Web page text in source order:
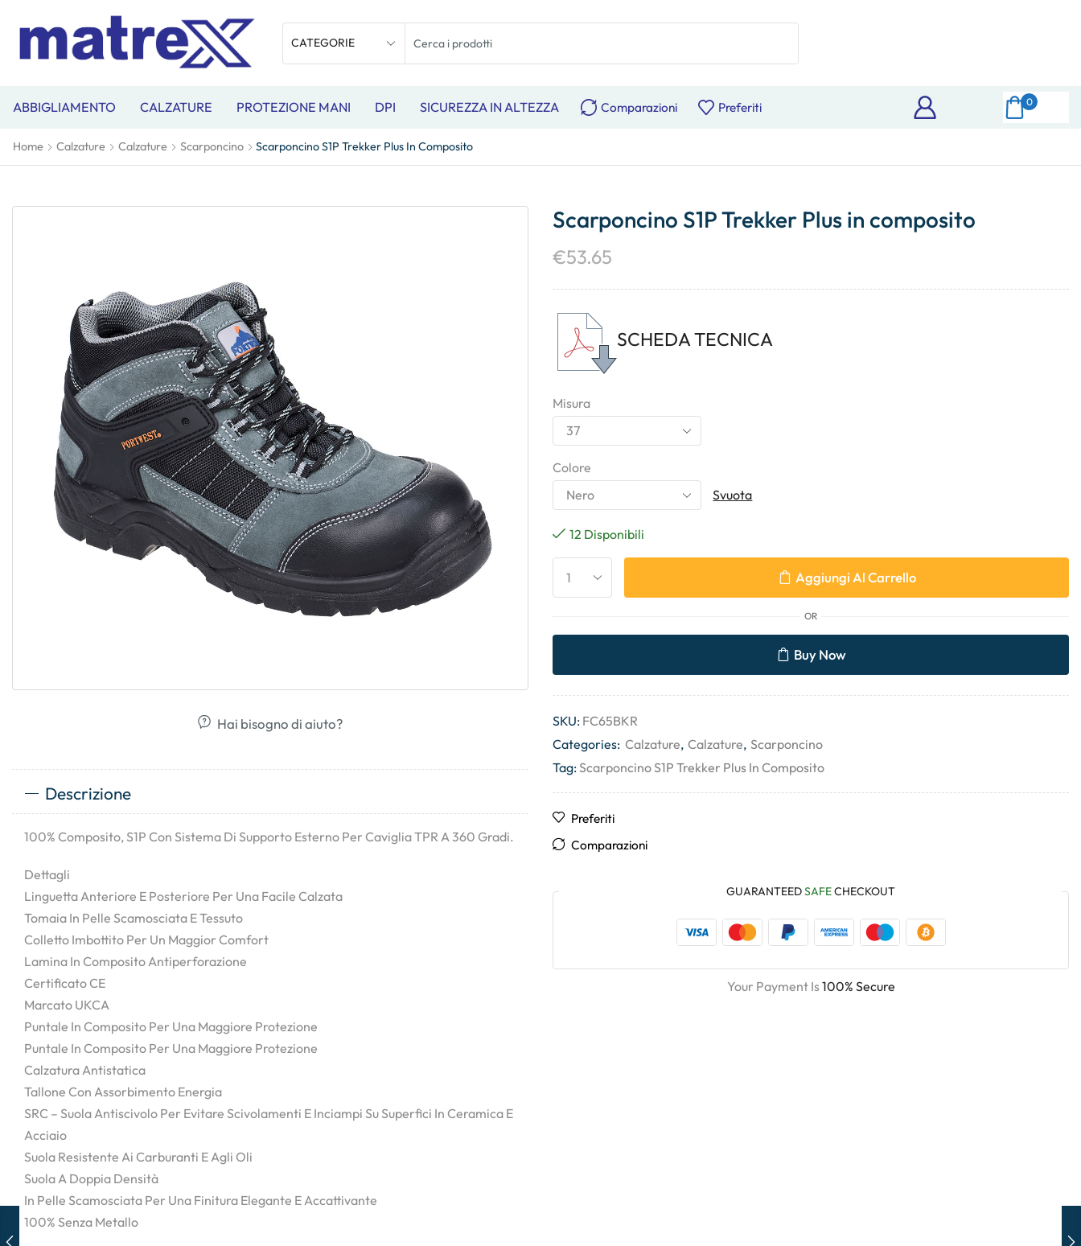
ABBIGLIAMENTO CALZATURE PROTEZIONE MANI DPI SICUREZZA IN ALTEZZA Comparazioni Preferiti 0
Home Calzature Calzature Scarponcino Scarponcino S1P Trekker Plus In Composito
Hai bisogno di aiuto?
Descrizione
100% Composito, S1P Con Sistema Di Supporto Esterno Per Caviglia TPR A 360 Gradi.
Dettagli
Linguetta Anteriore E Posteriore Per Una Facile Calzata
Tomaia In Pelle Scamosciata E Tessuto
Colletto Imbottito Per Un Maggior Comfort
Lamina In Composito Antiperforazione
Certificato CE
Marcato UKCA
Puntale In Composito Per Una Maggiore Protezione
Puntale In Composito Per Una Maggiore Protezione
Calzatura Antistatica
Tallone Con Assorbimento Energia
SRC – Suola Antiscivolo Per Evitare Scivolamenti E Inciampi Su Superfici In Ceramica E
Acciaio
Suola Resistente Ai Carburanti E Agli Oli
Suola A Doppia Densità
In Pelle Scamosciata Per Una Finitura Elegante E Accattivante
100% Senza Metallo
Scarponcino S1P Trekker Plus in composito
€53.65
SCHEDA TECNICA
Misura
Colore
Svuota
12 Disponibili
Aggiungi Al Carrello
OR
Buy Now
SKU: FC65BKR
Categories: Calzature, Calzature, Scarponcino
Tag:Scarponcino S1P Trekker Plus In Composito
Preferiti
Comparazioni
GUARANTEEDSAFECHECKOUT
Your Payment Is100% Secure